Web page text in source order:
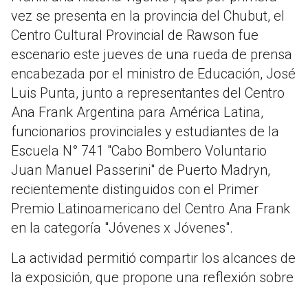
vez se presenta en la provincia del Chubut, el
Centro Cultural Provincial de Rawson fue
escenario este jueves de una rueda de prensa
encabezada por el ministro de Educación, José
Luis Punta, junto a representantes del Centro
Ana Frank Argentina para América Latina,
funcionarios provinciales y estudiantes de la
Escuela N° 741 "Cabo Bombero Voluntario
Juan Manuel Passerini" de Puerto Madryn,
recientemente distinguidos con el Primer
Premio Latinoamericano del Centro Ana Frank
en la categoría "Jóvenes x Jóvenes".
La actividad permitió compartir los alcances de
la exposición, que propone una reflexión sobre